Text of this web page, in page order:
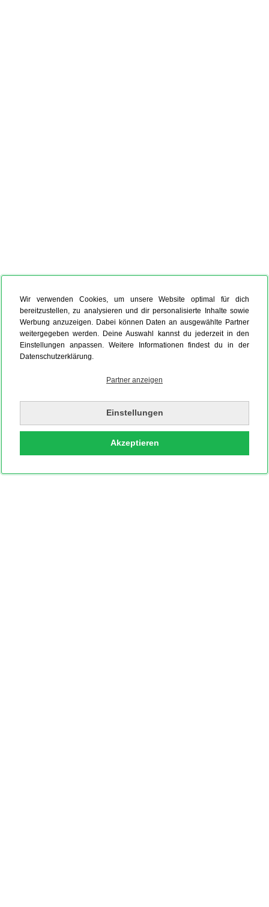
Wir verwenden Cookies, um unsere Website optimal für dich
bereitzustellen, zu analysieren und dir personalisierte Inhalte sowie
Werbung anzuzeigen. Dabei können Daten an ausgewählte Partner
weitergegeben werden. Deine Auswahl kannst du jederzeit in den
Einstellungen anpassen. Weitere Informationen findest du in der
Datenschutzerklärung.
Partner anzeigen
Einstellungen
Akzeptieren